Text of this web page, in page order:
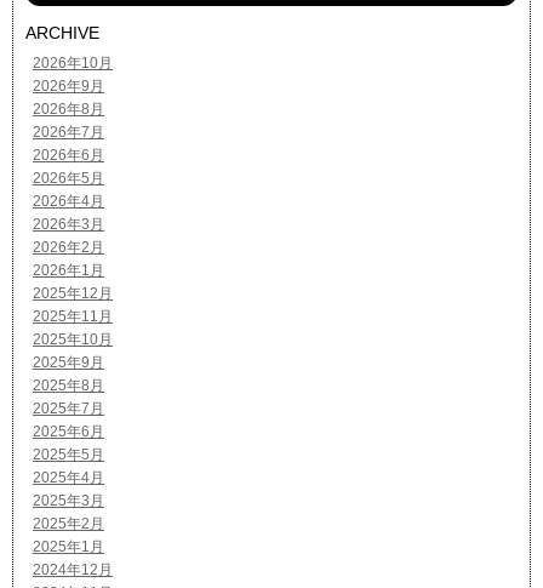
ARCHIVE
2026年10月
2026年9月
2026年8月
2026年7月
2026年6月
2026年5月
2026年4月
2026年3月
2026年2月
2026年1月
2025年12月
2025年11月
2025年10月
2025年9月
2025年8月
2025年7月
2025年6月
2025年5月
2025年4月
2025年3月
2025年2月
2025年1月
2024年12月